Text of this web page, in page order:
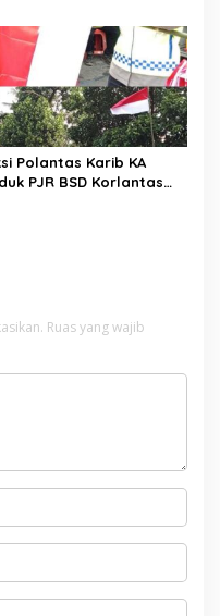
Bibit Juara
Polantas Karib KA
PJR BSD Korlantas
Ruas yang wajib